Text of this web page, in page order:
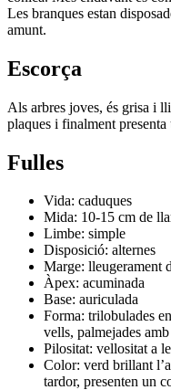
Les branques estan
amunt.
Escorça
Als arbres joves, és grisa i
plaques i finalment presenta
Fulles
Vida: caduques
Mida: 10-15 cm de
Limbe: simple
Disposició: alternes
Marge: lleugerament
Àpex: acuminada
Base: auriculada
Forma: trilobulades
vells, palmejades
Pilositat: vellositat a
Color: verd brillant
tardor, presenten un